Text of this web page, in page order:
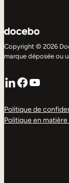
Copyright © 2026
marque déposée ou
LinkedIn
Facebook
YouTube
Politique de
Politique en